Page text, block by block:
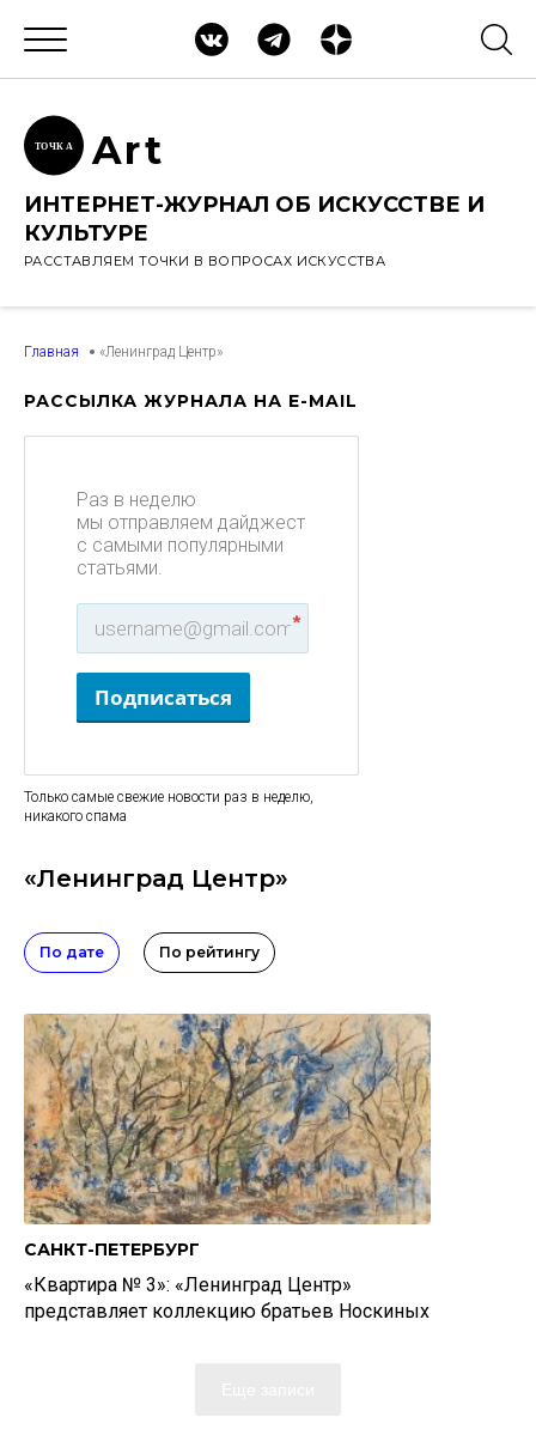
ТОЧК А Art
ИНТЕРНЕТ-ЖУРНАЛ ОБ ИСКУССТВЕ И
КУЛЬТУРЕ
РАССТАВЛЯЕМ ТОЧКИ В ВОПРОСАХ ИСКУССТВА
Главная «Ленинград Центр»
РАССЫЛКА ЖУРНАЛА НА E-MAIL
Раз в неделю
мы отправляем дайджест
с самыми популярными
статьями.
*
Подписаться
Только самые свежие новости раз в неделю,
никакого спама
«Ленинград Центр»
По дате По рейтингу
САНКТ-ПЕТЕРБУРГ
«Квартира № 3»: «Ленинград Центр»
представляет коллекцию братьев Носкиных